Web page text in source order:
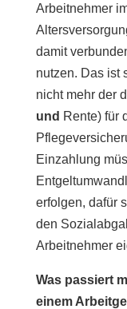
Arbeitnehmer
damit
nutzen. Das ist
nicht mehr der
und Rente) für
Einzahlung
erfolgen, dafür
den
Arbeitnehmer
Was passiert
einem